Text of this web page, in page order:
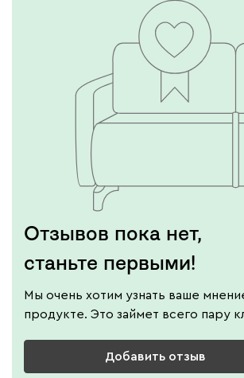
Отзывов пока нет,
станьте первыми!
Мы очень хотим узнать ваше
продукте. Это займет всего пару
Добавить отзыв